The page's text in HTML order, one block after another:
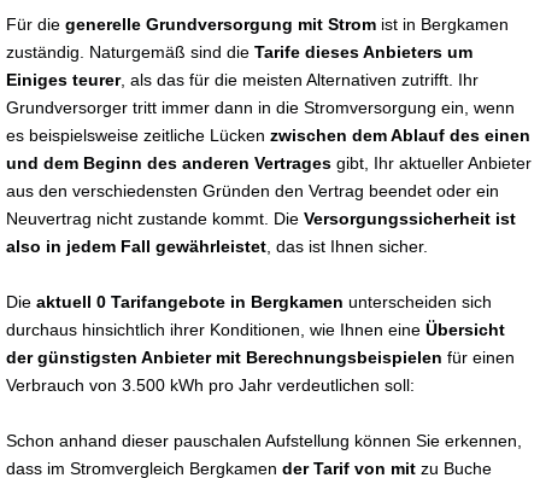
Für die generelle Grundversorgung mit Strom ist in Bergkamen
zuständig. Naturgemäß sind die Tarife dieses Anbieters um
Einiges teurer, als das für die meisten Alternativen zutrifft. Ihr
Grundversorger tritt immer dann in die Stromversorgung ein, wenn
es beispielsweise zeitliche Lücken zwischen dem Ablauf des einen
und dem Beginn des anderen Vertrages gibt, Ihr aktueller Anbieter
aus den verschiedensten Gründen den Vertrag beendet oder ein
Neuvertrag nicht zustande kommt. Die Versorgungssicherheit ist
also in jedem Fall gewährleistet , das ist Ihnen sicher.
Die aktuell 0 Tarifangebote in Bergkamen unterscheiden sich
durchaus hinsichtlich ihrer Konditionen, wie Ihnen eine Übersicht
der günstigsten Anbieter mit Berechnungsbeispielen für einen
Verbrauch von 3.500 kWh pro Jahr verdeutlichen soll:
Schon anhand dieser pauschalen Aufstellung können Sie erkennen,
dass im Stromvergleich Bergkamen der Tarif von mit zu Buche